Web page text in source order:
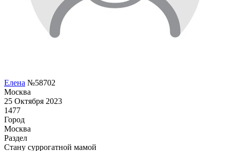
Елена №58702
Москва
25 Октября 2023
1477
Город
Москва
Раздел
Cтану суррогатной мамой